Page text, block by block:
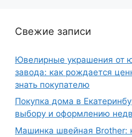
Свежие записи
Ювелирные украшения от
завода: как рождается
знать покупателю
Покупка дома в
выбору и оформлению
Машинка швейная Brother: